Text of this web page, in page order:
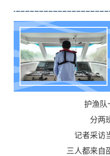
护渔队
分两
记者采访
三人都来自